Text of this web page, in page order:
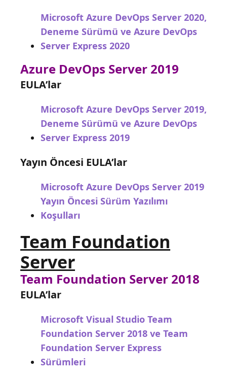
Microsoft Azure DevOps Server 2020,
Deneme Sürümü ve Azure DevOps
Server Express 2020
Azure DevOps Server 2019
EULA’lar
Microsoft Azure DevOps Server 2019,
Deneme Sürümü ve Azure DevOps
Server Express 2019
Yayın Öncesi EULA’lar
Microsoft Azure DevOps Server 2019
Yayın Öncesi Sürüm Yazılımı
Koşulları
Team Foundation
Server
Team Foundation Server 2018
EULA’lar
Microsoft Visual Studio Team
Foundation Server 2018 ve Team
Foundation Server Express
Sürümleri